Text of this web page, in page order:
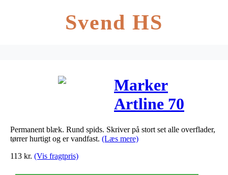
Svend HS
Marker
Artline 70
permanent blå
1,5mm
Permanent blæk. Rund spids. Skriver på stort set alle overflader,
tørrer hurtigt og er vandfast. (Læs mere)
113 kr. (Vis fragtpris)